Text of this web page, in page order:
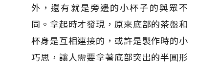
外，還有就是旁邊的小杯子的與眾不
同。拿起時才發現，原來底部的茶盤和
杯身是互相連接的，或許是製作時的小
巧思，讓人需要拿著底部突出的半圓形